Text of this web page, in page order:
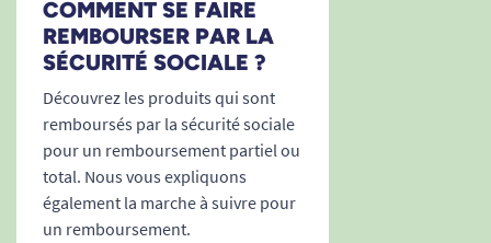
COMMENT SE FAIRE
REMBOURSER PAR LA
SÉCURITÉ SOCIALE ?
Découvrez les produits qui sont
remboursés par la sécurité sociale
pour un remboursement partiel ou
total. Nous vous expliquons
également la marche à suivre pour
un remboursement.